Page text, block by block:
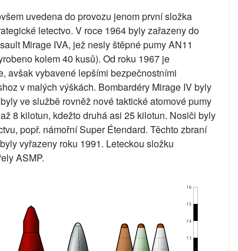
uvedena do provozu jenom první složka
letectvo. V roce 1964 byly zařazeny do
Mirage IVA, jež nesly štěpné pumy AN11
kolem 40 kusů). Od roku 1967 je
avšak vybavené lepšími bezpečnostními
v malých výškách. Bombardéry Mirage IV byly
ve službě rovněž nové taktické atomové pumy
8 kilotun, kdežto druhá asi 25 kilotun. Nosiči byly
popř. námořní Super Étendard. Těchto zbraní
vyřazeny roku 1991. Leteckou složku
ASMP.